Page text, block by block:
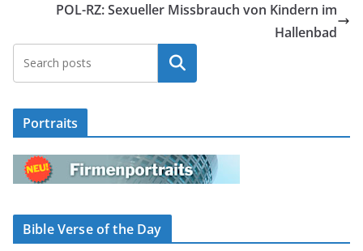
POL-RZ: Sexueller Missbrauch von Kindern im
Hallenbad
Suchen
Portraits
Bible Verse of the Day